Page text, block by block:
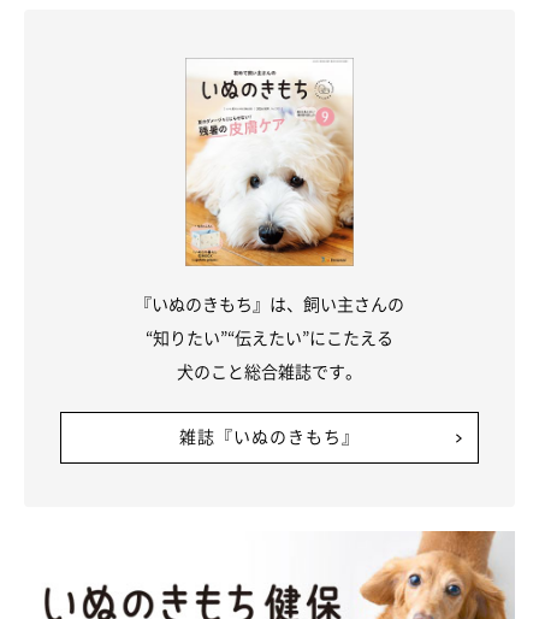
『いぬのきもち』は、飼い主さんの
“知りたい”“伝えたい”にこたえる
犬のこと総合雑誌です。
雑誌『いぬのきもち』